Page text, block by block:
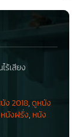
ร้เสียง
ง 2018,ดูหนัง
หนังฝรั่ง, หนัง